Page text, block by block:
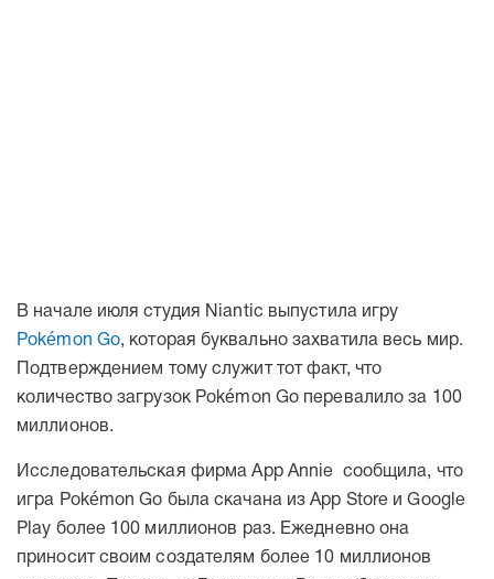
В начале июля студия Niantic выпустила игру
Pokémon Go, которая буквально захватила весь мир.
Подтверждением тому служит тот факт, что
количество загрузок Pokémon Go перевалило за 100
миллионов.
Исследовательская фирма App Annie сообщила, что
игра Pokémon Go была скачана из App Store и Google
Play более 100 миллионов раз. Ежедневно она
приносит своим создателям более 10 миллионов